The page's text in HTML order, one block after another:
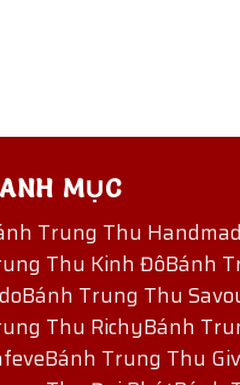
MỤC
Trung Thu
Thu Kinh ĐôBánh
Bánh Trung Thu
Thu RichyBánh
Bánh Trung Thu